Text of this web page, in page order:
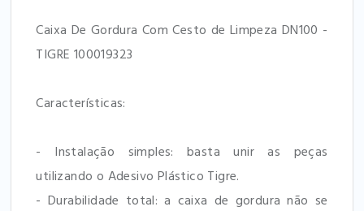
Caixa De Gordura Com Cesto de Limpeza DN100 -
TIGRE 100019323
Características:
- Instalação simples: basta unir as peças
utilizando o Adesivo Plástico Tigre.
- Durabilidade total: a caixa de gordura não se